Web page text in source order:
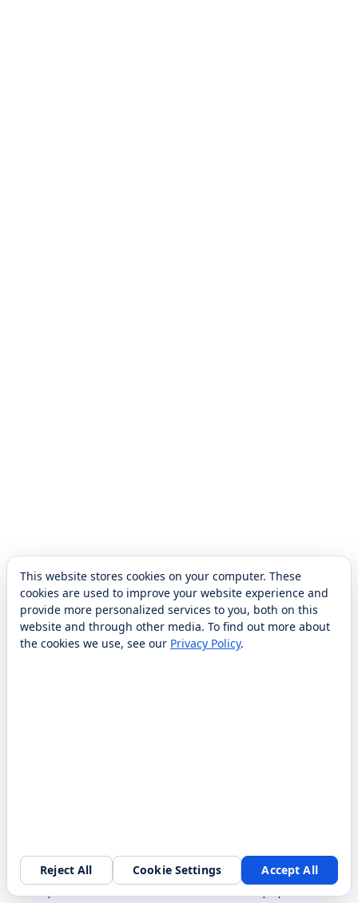
mejorar las interacciones con los clientes y agilizar
This website stores cookies on your computer. These
cookies are used to improve your website experience and
provide more personalized services to you, both on this
website and through other media. To find out more about
the cookies we use, see our Privacy Policy.
Reject All Cookie Settings Accept All